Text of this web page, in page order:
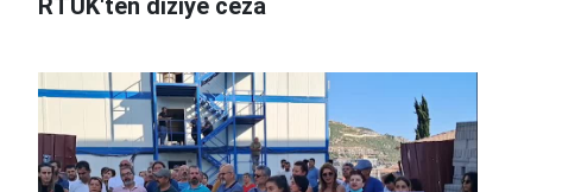
RTÜK'ten diziye ceza